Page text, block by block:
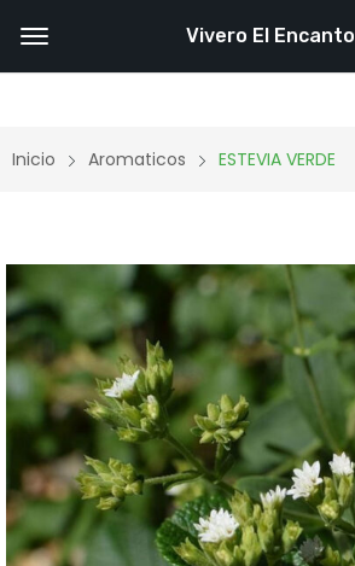
Inicio Aromaticos ESTEVIA VERDE
Vivero El Encanto